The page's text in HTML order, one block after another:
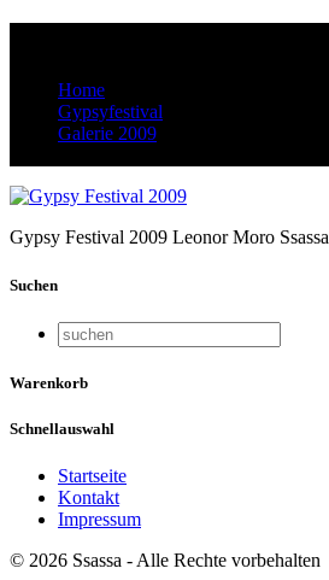
Home
Gypsyfestival
Galerie 2009
Gypsy Festival 2009 Leonor Moro Ssassa
Suchen
Warenkorb
Schnellauswahl
Startseite
Kontakt
Impressum
© 2026 Ssassa - Alle Rechte vorbehalten